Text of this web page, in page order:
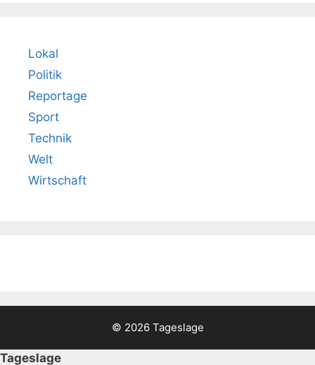
Lokal
Politik
Reportage
Sport
Technik
Welt
Wirtschaft
© 2026 Tageslage
Tageslage